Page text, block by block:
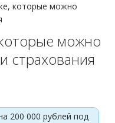
которые можно
можно
страхования
200 000 рублей под